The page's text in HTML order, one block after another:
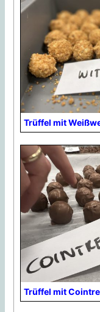
Trüffel mit
Trüffel mit